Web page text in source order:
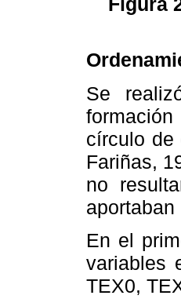
Se
círculo de
Fariñas,
no
En el
variables
TEX0,